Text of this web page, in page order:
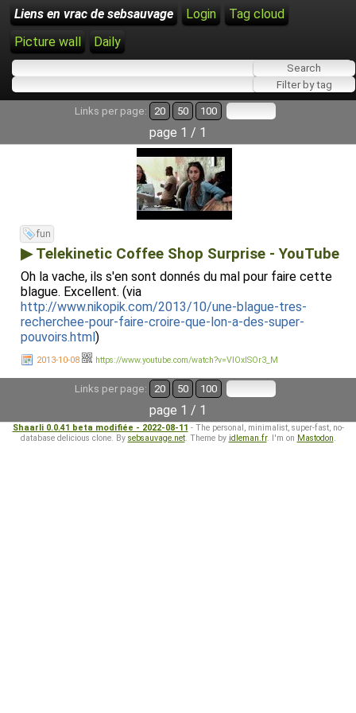
Liens en vrac de sebsauvage Login
Tag cloud
Picture wall
Daily
Links per page: 20 50 100
page 1 / 1
fun
▶ Telekinetic Coffee Shop Surprise - YouTube
Oh la vache, ils s'en sont donnés du mal pour faire cette
blague. Excellent. (via
http://www.nikopik.com/2013/10/une-blague-tres-
recherchee-pour-faire-croire-que-lon-a-des-super-
pouvoirs.html)
2013-10-08 https://www.youtube.com/watch?v=VlOxlSOr3_M
Links per page: 20 50 100
page 1 / 1
Shaarli 0.0.41 beta modifiée - 2022-08-11 - The personal, minimalist, super-fast, no-
database delicious clone. By sebsauvage.net. Theme by idleman.fr. I'm on Mastodon.